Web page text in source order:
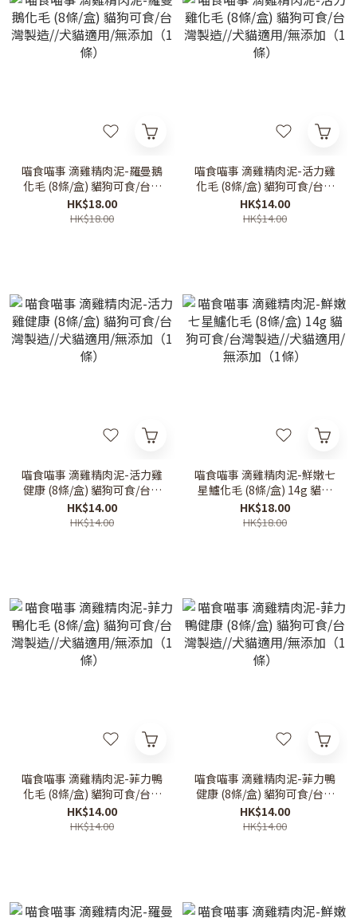
喵食喵事 滴雞精肉泥-羅曼鵝
化毛 (8條/盒) 貓狗可食/台灣
製造//犬貓適用/無添加（1
條）
HK$18.00
HK$18.00
喵食喵事 滴雞精肉泥-活力雞
化毛 (8條/盒) 貓狗可食/台灣
製造//犬貓適用/無添加（1
條）
HK$14.00
HK$14.00
喵食喵事 滴雞精肉泥-活力雞
健康 (8條/盒) 貓狗可食/台灣
製造//犬貓適用/無添加（1
條）
HK$14.00
HK$14.00
喵食喵事 滴雞精肉泥-鮮嫩七
星鱸化毛 (8條/盒) 14g 貓狗
可食/台灣製造//犬貓適用/無
添加（1條）
HK$18.00
HK$18.00
喵食喵事 滴雞精肉泥-菲力鴨
化毛 (8條/盒) 貓狗可食/台灣
製造//犬貓適用/無添加（1
條）
HK$14.00
HK$14.00
喵食喵事 滴雞精肉泥-菲力鴨
健康 (8條/盒) 貓狗可食/台灣
製造//犬貓適用/無添加（1
條）
HK$14.00
HK$14.00